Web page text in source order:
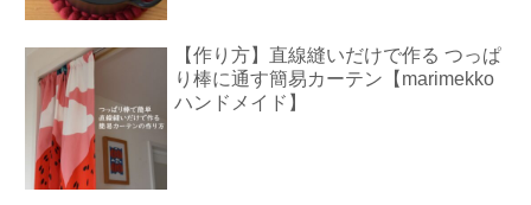
【作り方】直線縫いだけで作る つっぱ
り棒に通す簡易カーテン【marimekko
ハンドメイド】